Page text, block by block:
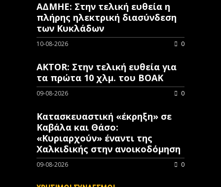
ΑΔΜΗΕ: Στην τελική ευθεία η
πλήρης ηλεκτρική διασύνδεση
των Κυκλάδων
10-08-2026 0
AKTOR: Στην τελική ευθεία για
τα πρώτα 10 χλμ. του ΒΟΑΚ
09-08-2026 0
Κατασκευαστική «έκρηξη» σε
Καβάλα και Θάσο:
«Κυριαρχούν» έναντι της
Χαλκιδικής στην ανοικοδόμηση
09-08-2026 0